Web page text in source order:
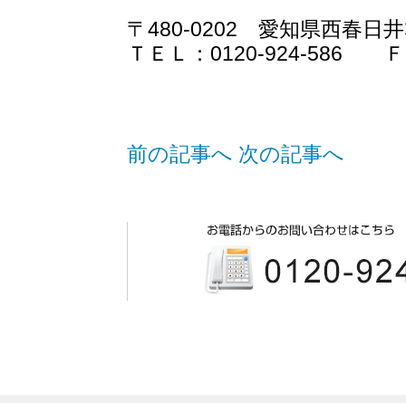
〒480-0202 愛知県西春日
ＴＥＬ：0120-924-586 Ｆ
前の記事へ 次の記事へ